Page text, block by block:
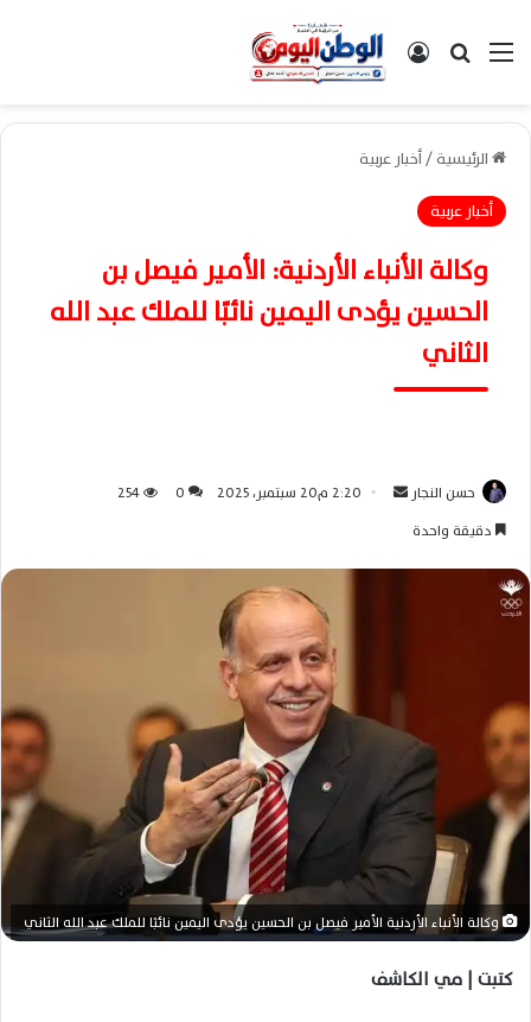
القائمةبحث عن تسجيل الدخول
الرئيسية/أخبار عربية
أخبار عربية
وكالة الأنباء الأردنية: الأمير فيصل بن
الحسين يؤدى اليمين نائبًا للملك عبد الله
الثاني
حسن النجار
ا
ك
ر
ن
ي
ا
2:20 م20 سبتمبر، 2025 0
254
دقيقة واحدة
وكالة الأنباء الأردنية الأمير فيصل بن الحسين يؤدى اليمين نائبًا للملك عبد الله الثاني
كتبت | مي الكاشف